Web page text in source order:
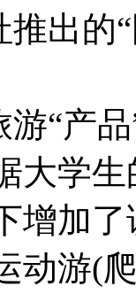
出的
“产
大学
增加
动游(